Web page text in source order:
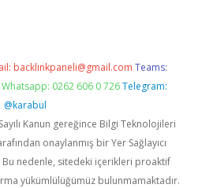
backlinkpaneli@gmail.com Teams:
Whatsapp: 0262 606 0 726 Telegram:
@karabul
Kanun gereğince Bilgi Teknolojileri
onaylanmış bir Yer Sağlayıcı
nedenle, sitedeki içerikleri proaktif
yükümlülüğümüz bulunmamaktadır.